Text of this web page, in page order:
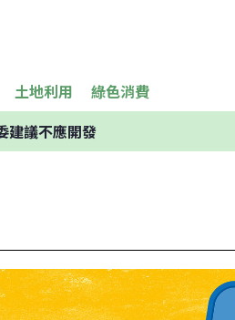
土地利用 綠色消費
建議不應開發